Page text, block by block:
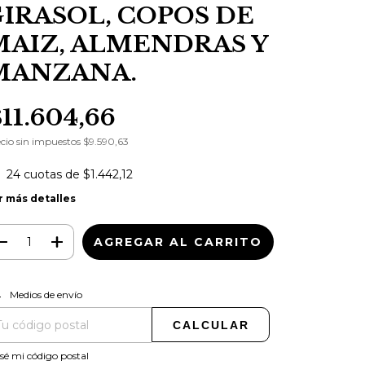
COPOS DE
ALMENDRAS Y
sin impuestos $9.590,63
24 cuotas de $1.442,12
más detalles
para el CP:
Medios de envío
CALCULAR
mi código postal